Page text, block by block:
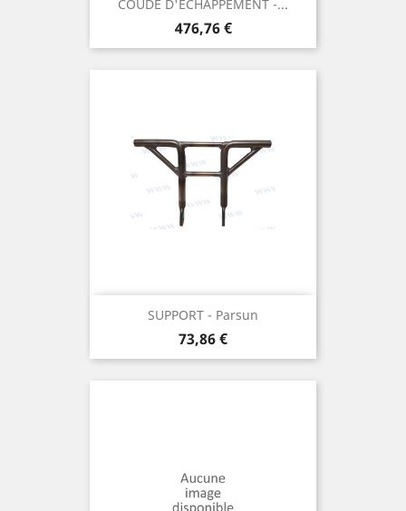
COUDE D'ECHAPPEMENT -...
Prix
476,76 €
SUPPORT - Parsun
Prix
73,86 €